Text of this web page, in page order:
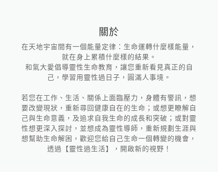
關於
在天地宇宙間有一個能量定律：生命運轉什麼樣能量，
就在身上累積什麼樣的結果。
和氣大愛倡導靈性生命教育，讓您重新看見真正的自
己，學習用靈性過日子，圓滿人事境。
若您在工作、生活、關係上面臨壓力，身體有警訊，想
要改變現狀，重新尋回健康自在的生命；或想更瞭解自
己與生命意義，及追求自我生命的成長和突破；或對靈
性想更深入探討，並想成為靈性導師，重新規劃生涯與
想幫助生命解困，歡迎您給自己生命一個轉變的機會，
透過【靈性過生活】，開啟新的視野！